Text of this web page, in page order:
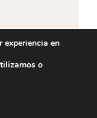
experiencia en
o